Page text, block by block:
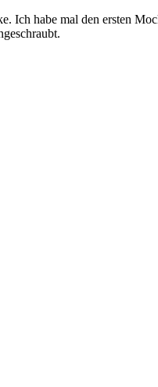
Ich habe mal den ersten